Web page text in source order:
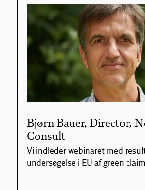
Bjørn Bauer, Director,
Consult
Vi indleder webinaret med
undersøgelse i EU af green